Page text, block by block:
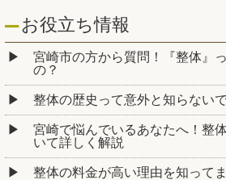
お役立ち情報
宮崎市の方から質問！『整体』
の？
整体の歴史って意外と知らない
宮崎で悩んでいるあなたへ！整
いて詳しく解説
整体の料金が高い理由を知って